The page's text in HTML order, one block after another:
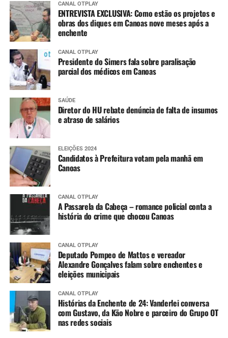
CANAL OTPLAY
ENTREVISTA EXCLUSIVA: Como estão os projetos e
obras dos diques em Canoas nove meses após a
enchente
CANAL OTPLAY
Presidente do Simers fala sobre paralisação
parcial dos médicos em Canoas
SAÚDE
Diretor do HU rebate denúncia de falta de insumos
e atraso de salários
ELEIÇÕES 2024
Candidatos à Prefeitura votam pela manhã em
Canoas
CANAL OTPLAY
A Passarela da Cabeça – romance policial conta a
história do crime que chocou Canoas
CANAL OTPLAY
Deputado Pompeo de Mattos e vereador
Alexandre Gonçalves falam sobre enchentes e
eleições municipais
CANAL OTPLAY
Histórias da Enchente de 24: Vanderlei conversa
com Gustavo, da Kão Nobre e parceiro do Grupo OT
nas redes sociais